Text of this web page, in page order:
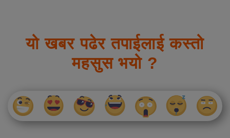
यो खबर पढेर तपाईलाई कस्तो
महसुस भयो ?